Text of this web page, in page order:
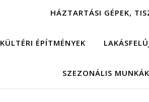
HÁZTARTÁSI GÉPEK,
KÜLTÉRI ÉPÍTMÉNYEK
SZEZONÁLIS MUNKÁK